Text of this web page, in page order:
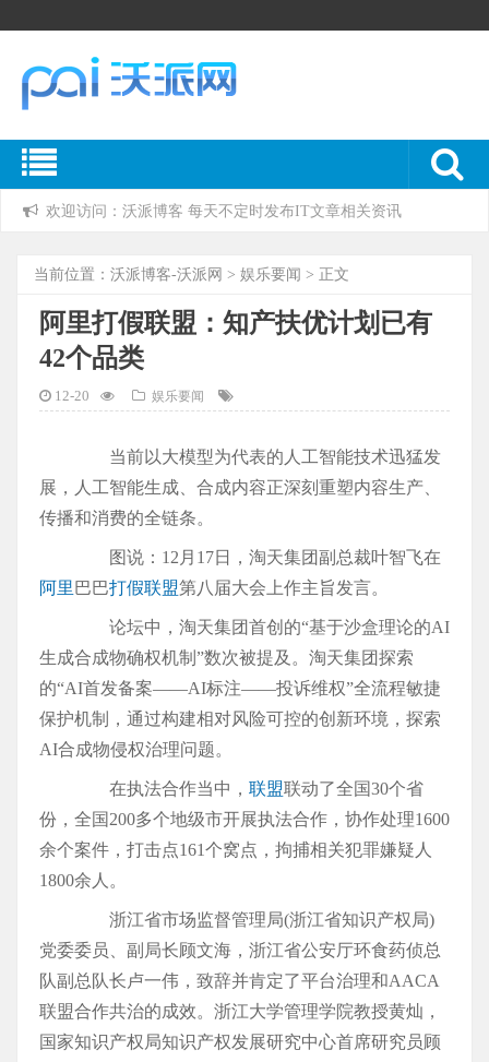
欢迎访问：沃派博客 每天不定时发布IT文章相关资讯
当前位置： 沃派博客-沃派网 > 娱乐要闻 > 正文
阿里打假联盟：知产扶优计划已有
42个品类
12-20 娱乐要闻
当前以大模型为代表的人工智能技术迅猛发
展，人工智能生成、合成内容正深刻重塑内容生产、
传播和消费的全链条。
图说：12月17日，淘天集团副总裁叶智飞在
阿里 巴巴打假联盟第八届大会上作主旨发言。
论坛中，淘天集团首创的“基于沙盒理论的AI
生成合成物确权机制”数次被提及。淘天集团探索
的“AI首发备案——AI标注——投诉维权”全流程敏捷
保护机制，通过构建相对风险可控的创新环境，探索
AI合成物侵权治理问题。
在执法合作当中， 联盟联动了全国30个省
份，全国200多个地级市开展执法合作，协作处理1600
余个案件，打击点161个窝点，拘捕相关犯罪嫌疑人
1800余人。
浙江省市场监督管理局(浙江省知识产权局)
党委委员、副局长顾文海，浙江省公安厅环食药侦总
队副总队长卢一伟，致辞并肯定了平台治理和AACA
联盟合作共治的成效。浙江大学管理学院教授黄灿，
国家知识产权局知识产权发展研究中心首席研究员顾